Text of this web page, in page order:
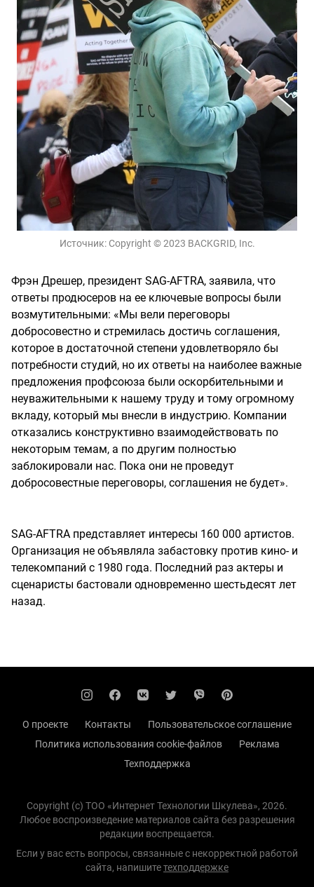
Источник: Copyright © 2023 BACKGRID, Inc.
Фрэн Дрешер, президент SAG-AFTRA, заявила, что
ответы продюсеров на ее ключевые вопросы были
возмутительными: «Мы вели переговоры
добросовестно и стремилась достичь соглашения,
которое в достаточной степени удовлетворяло бы
потребности студий, но их ответы на наиболее важные
предложения профсоюза были оскорбительными и
неуважительными к нашему труду и тому огромному
вкладу, который мы внесли в индустрию. Компании
отказались конструктивно взаимодействовать по
некоторым темам, а по другим полностью
заблокировали нас. Пока они не проведут
добросовестные переговоры, соглашения не будет».
SAG-AFTRA представляет интересы 160 000 артистов.
Организация не объявляла забастовку против кино- и
телекомпаний с 1980 года. Последний раз актеры и
сценаристы бастовали одновременно шестьдесят лет
назад.
О проекте Контакты
Пользовательское соглашение
Политика использования cookie-файлов
Реклама
Техподдержка
Copyright (с) TOO «Интернет Технологии Шкулева», 2026.
Любое воспроизведение материалов сайта без разрешения
редакции воспрещается.
Если у вас есть вопросы, связанные с некорректной работой
сайта, напишитетехподдержке